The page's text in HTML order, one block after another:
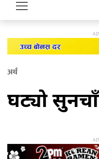
अर्थ
घट्यो